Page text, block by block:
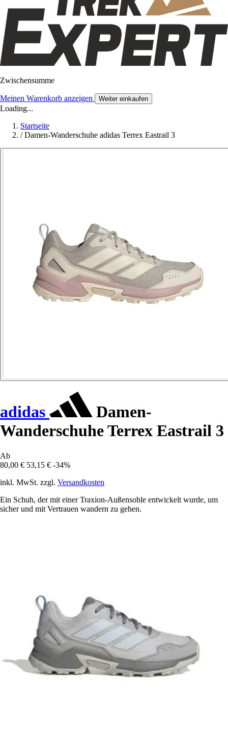
Zwischensumme
Meinen Warenkorb anzeigen Weiter einkaufen
Loading...
Startseite
/ Damen-Wanderschuhe adidas Terrex Eastrail 3
adidas
Damen-
Wanderschuhe Terrex Eastrail 3
Ab
80,00 € 53,15 € -34%
inkl. MwSt. zzgl. Versandkosten
Ein Schuh, der mit einer Traxion-Außensohle entwickelt wurde, um
sicher und mit Vertrauen wandern zu gehen.